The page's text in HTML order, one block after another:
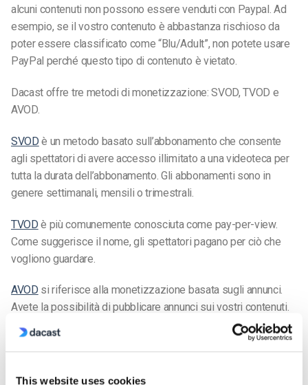
This website uses cookies
alcuni contenuti non possono essere venduti con Paypal. Ad
esempio, se il vostro contenuto è abbastanza rischioso da
poter essere classificato come “Blu/Adult”, non potete usare
PayPal perché questo tipo di contenuto è vietato.
Dacast offre tre metodi di monetizzazione: SVOD, TVOD e
AVOD.
SVOD è un metodo basato sull’abbonamento che consente
agli spettatori di avere accesso illimitato a una videoteca per
tutta la durata dell’abbonamento. Gli abbonamenti sono in
genere settimanali, mensili o trimestrali.
TVOD è più comunemente conosciuta come pay-per-view.
Come suggerisce il nome, gli spettatori pagano per ciò che
vogliono guardare.
AVOD si riferisce alla monetizzazione basata sugli annunci.
Avete la possibilità di pubblicare annunci sui vostri contenuti.
Gli annunci sono finanziati dai vostri inserzionisti, quindi
invece di pagare di tasca propria, i vostri spettatori pagano per